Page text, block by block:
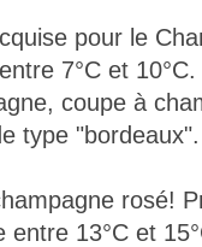
pour le
7°C et
coupe à
type "bordeaux".
rosé!
13°C et